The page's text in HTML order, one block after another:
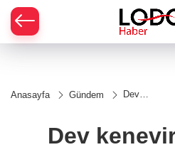
Anasayfa Gündem
Dev
Dev